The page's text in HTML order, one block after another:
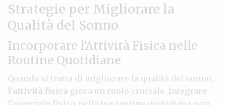
Strategie per Migliorare la
Qualità del Sonno
Incorporare l’Attività Fisica nelle
Routine Quotidiane
Quando si tratta di migliorare la qualità del sonno,
l’attività fisica gioca un ruolo cruciale. Integrare